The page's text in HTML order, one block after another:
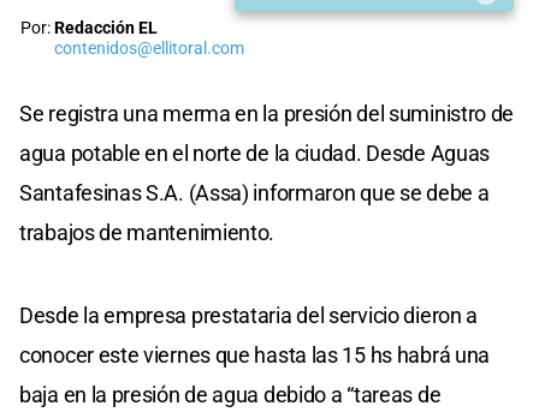
Por:Redacción EL
contenidos@ellitoral.com
Se registra una merma en la presión del suministro de
agua potable en el norte de la ciudad. Desde Aguas
Santafesinas S.A. (Assa) informaron que se debe a
trabajos de mantenimiento.
Desde la empresa prestataria del servicio dieron a
conocer este viernes que hasta las 15 hs habrá una
baja en la presión de agua debido a “tareas de